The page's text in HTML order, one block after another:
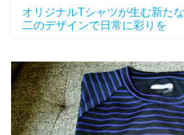
オリジナルTシャツが生む新た
二のデザインで日常に彩りを